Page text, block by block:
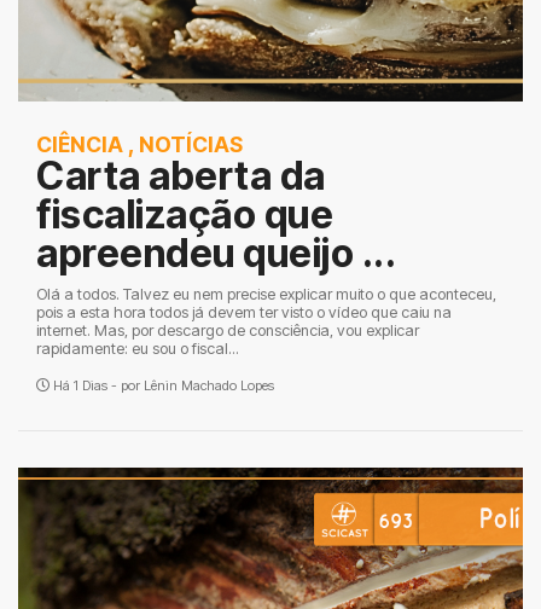
CIÊNCIA , NOTÍCIAS
Carta aberta da
fiscalização que
apreendeu queijo ...
Olá a todos. Talvez eu nem precise explicar muito o que aconteceu,
pois a esta hora todos já devem ter visto o vídeo que caiu na
internet. Mas, por descargo de consciência, vou explicar
rapidamente: eu sou o fiscal...
Há 1 Dias - por Lênin Machado Lopes